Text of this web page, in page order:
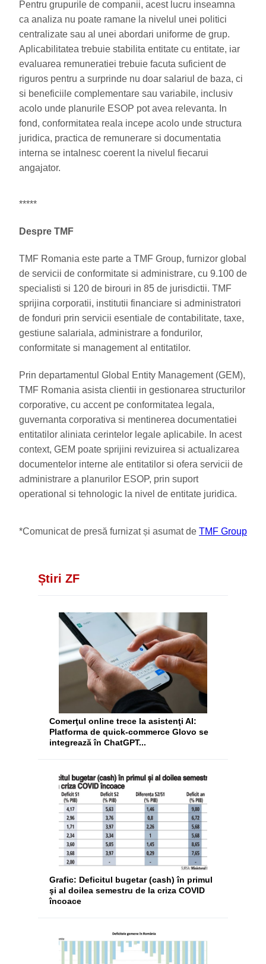
Pentru grupurile de companii, acest lucru inseamna
ca analiza nu poate ramane la nivelul unei politici
centralizate sau al unei abordari uniforme de grup.
Aplicabilitatea trebuie stabilita entitate cu entitate, iar
evaluarea remuneratiei trebuie facuta suficient de
riguros pentru a surprinde nu doar salariul de baza, ci
si beneficiile complementare sau variabile, inclusiv
acolo unde planurile ESOP pot avea relevanta. In
fond, conformitatea reala incepe acolo unde structura
juridica, practica de remunerare si documentatia
interna se intalnesc coerent la nivelul fiecarui
angajator.
*****
Despre TMF
TMF Romania este parte a TMF Group, furnizor global
de servicii de conformitate si administrare, cu 9.100 de
specialisti si 120 de birouri in 85 de jurisdictii. TMF
sprijina corporatii, institutii financiare si administratori
de fonduri prin servicii esentiale de contabilitate, taxe,
gestiune salariala, administrare a fondurilor,
conformitate si management al entitatilor.
Prin departamentul Global Entity Management (GEM),
TMF Romania asista clientii in gestionarea structurilor
corporative, cu accent pe conformitatea legala,
guvernanta corporativa si mentinerea documentatiei
entitatilor aliniata cerintelor legale aplicabile. In acest
context, GEM poate sprijini revizuirea si actualizarea
documentelor interne ale entitatilor si ofera servicii de
administrare a planurilor ESOP, prin suport
operational si tehnologic la nivel de entitate juridica.
*Comunicat de presă furnizat și asumat de TMF Group
Știri ZF
Comerţul online trece la asistenţi AI:
Platforma de quick-commerce Glovo se
integrează în ChatGPT...
Grafic: Deficitul bugetar (cash) în primul
şi al doilea semestru de la criza COVID
încoace